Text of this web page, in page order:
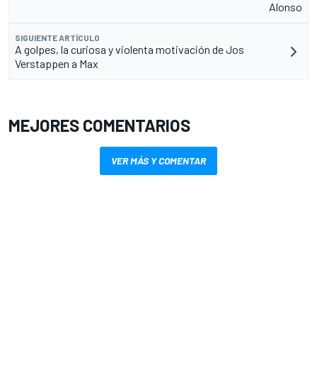
Alonso
SIGUIENTE ARTÍCULO
A golpes, la curiosa y violenta motivación de Jos
Verstappen a Max
MEJORES COMENTARIOS
VER MÁS Y COMENTAR